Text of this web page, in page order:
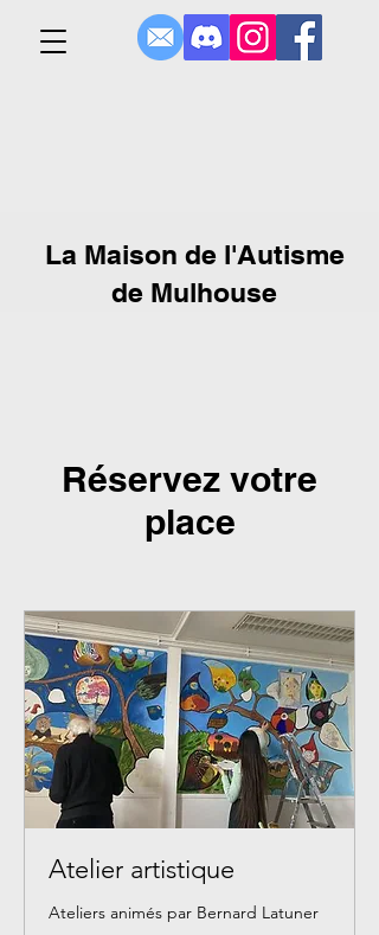
La Maison de l'Autisme
de Mulhouse
Réservez votre
place
Atelier artistique
Ateliers animés par Bernard Latuner